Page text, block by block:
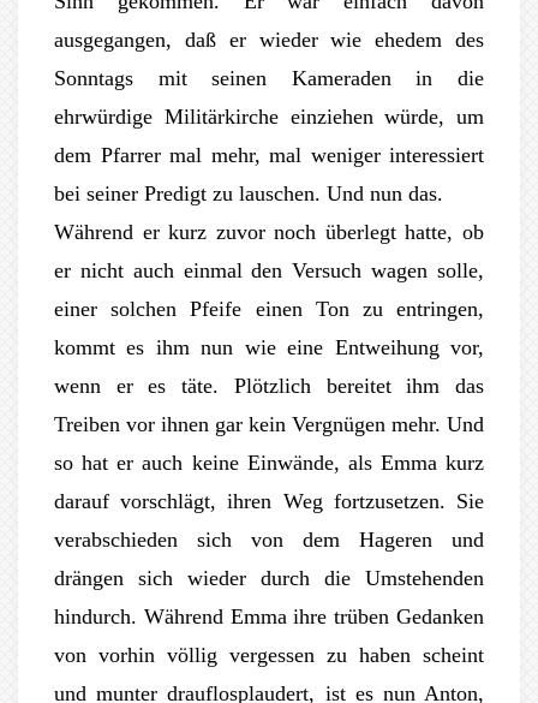
ausgegangen, daß er wieder wie ehedem des
Sonntags mit seinen Kameraden in die
ehrwürdige Militärkirche einziehen würde, um
dem Pfarrer mal mehr, mal weniger interessiert
bei seiner Predigt zu lauschen. Und nun das.
Während er kurz zuvor noch überlegt hatte, ob
er nicht auch einmal den Versuch wagen solle,
einer solchen Pfeife einen Ton zu entringen,
kommt es ihm nun wie eine Entweihung vor,
wenn er es täte. Plötzlich bereitet ihm das
Treiben vor ihnen gar kein Vergnügen mehr. Und
so hat er auch keine Einwände, als Emma kurz
darauf vorschlägt, ihren Weg fortzusetzen. Sie
verabschieden sich von dem Hageren und
drängen sich wieder durch die Umstehenden
hindurch. Während Emma ihre trüben Gedanken
von vorhin völlig vergessen zu haben scheint
und munter drauflosplaudert, ist es nun Anton,